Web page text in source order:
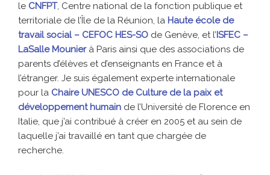
le CNFPT, Centre national de la fonction publique et
territoriale de l’Île de la Réunion, la Haute école de
travail social – CEFOC HES-SO de Genève, et l’ISFEC –
LaSalle Mounierà Paris ainsi que des associations de
parents d’élèves et d’enseignants en France et à
l’étranger. Je suis également experte internationale
pour la Chaire UNESCO de Culture de la paix et
développement humain de l’Université de Florence en
Italie, que j’ai contribué à créer en 2005 et au sein de
laquelle j’ai travaillé en tant que chargée de
recherche.